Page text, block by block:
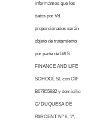
informamos que los
datos por Vd.
proporcionados serán
objeto de tratamiento
por parte de LWS
FINANCE AND LIFE
SCHOOL SL con CIF
B67855882 y domicilio
C/ DUQUESA DE
PARCENT Nº 8, 1º,